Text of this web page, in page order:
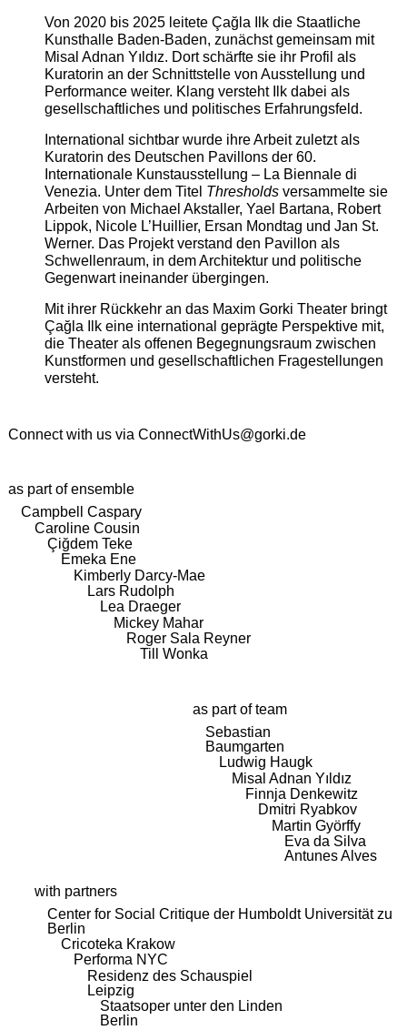
Von 2020 bis 2025 leitete Çağla Ilk die Staatliche
Kunsthalle Baden-Baden, zunächst gemeinsam mit
Misal Adnan Yıldız. Dort schärfte sie ihr Profil als
Kuratorin an der Schnittstelle von Ausstellung und
Performance weiter. Klang versteht Ilk dabei als
gesellschaftliches und politisches Erfahrungsfeld.
International sichtbar wurde ihre Arbeit zuletzt als
Kuratorin des Deutschen Pavillons der 60.
Internationale Kunstausstellung – La Biennale di
Venezia. Unter dem Titel Thresholdsversammelte sie
Arbeiten von Michael Akstaller, Yael Bartana, Robert
Lippok, Nicole L’Huillier, Ersan Mondtag und Jan St.
Werner. Das Projekt verstand den Pavillon als
Schwellenraum, in dem Architektur und politische
Gegenwart ineinander übergingen.
Mit ihrer Rückkehr an das Maxim Gorki Theater bringt
Çağla Ilk eine international geprägte Perspektive mit,
die Theater als offenen Begegnungsraum zwischen
Kunstformen und gesellschaftlichen Fragestellungen
versteht.
Connect with us via ConnectWithUs@gorki.de
as part of ensemble
Campbell Caspary
Caroline Cousin
Çiğdem Teke
Emeka Ene
Kimberly Darcy-Mae
Lars Rudolph
Lea Draeger
Mickey Mahar
Roger Sala Reyner
Till Wonka
as part of team
Sebastian
Baumgarten
Ludwig Haugk
Misal Adnan Yıldız
Finnja Denkewitz
Dmitri Ryabkov
Martin Györffy
Eva da Silva
Antunes Alves
with partners
Center for Social Critique der Humboldt Universität zu
Berlin
Cricoteka Krakow
Performa NYC
Residenz des Schauspiel
Leipzig
Staatsoper unter den Linden
Berlin